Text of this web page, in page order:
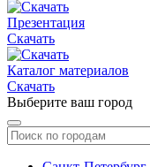
Презентация
Скачать
Каталог материалов
Скачать
Выберите ваш город